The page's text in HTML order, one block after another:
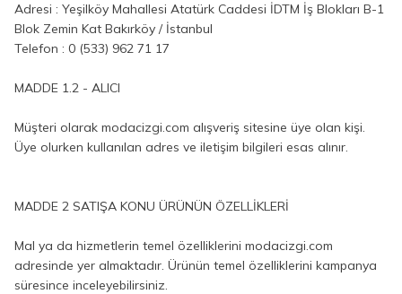
Adresi : Yeşilköy Mahallesi Atatürk Caddesi İDTM İş Blokları B-1
Blok Zemin Kat Bakırköy / İstanbul
Telefon : 0 (533) 962 71 17
MADDE 1.2 - ALICI
Müşteri olarak modacizgi.com alışveriş sitesine üye olan kişi.
Üye olurken kullanılan adres ve iletişim bilgileri esas alınır.
MADDE 2 SATIŞA KONU ÜRÜNÜN ÖZELLİKLERİ
Mal ya da hizmetlerin temel özelliklerini modacizgi.com
adresinde yer almaktadır. Ürünün temel özelliklerini kampanya
süresince inceleyebilirsiniz.